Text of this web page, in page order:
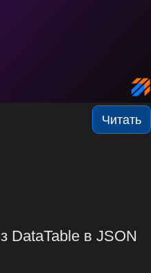
Читать
DataTable в JSON